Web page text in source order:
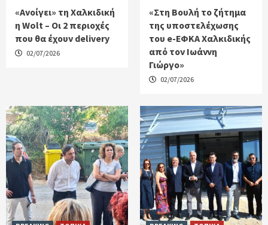
«Ανοίγει» τη Χαλκιδική
η Wolt – Οι 2 περιοχές
που θα έχουν delivery
02/07/2026
«Στη Βουλή το ζήτημα
της υποστελέχωσης
του e-ΕΦΚΑ Χαλκιδικής
από τον Ιωάννη
Γιώργο»
02/07/2026